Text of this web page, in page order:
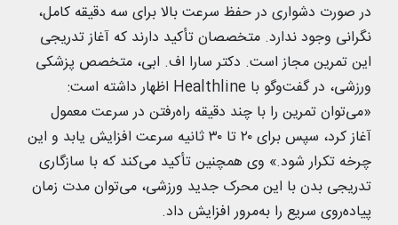
در صورت دشواری در حفظ سرعت بالا برای سه دقیقه کامل،
نگرانی وجود ندارد. متخصصان تأکید دارند که آغاز تدریجی
این تمرین مجاز است. دکتر سارا اف. ابی، متخصص پزشکی
ورزشی، در گفت‌وگو با Healthline اظهار داشته است:
«می‌توان تمرین را با چند دقیقه راه‌رفتن در سرعت معمول
آغاز کرد، سپس برای ۲۰ تا ۳۰ ثانیه سرعت افزایش یابد و این
چرخه تکرار شود.» وی همچنین تأکید می‌کند که با سازگاری
تدریجی بدن با این محرک جدید ورزشی، می‌توان مدت‌ زمان
پیاده‌روی سریع را به‌مرور افزایش داد.